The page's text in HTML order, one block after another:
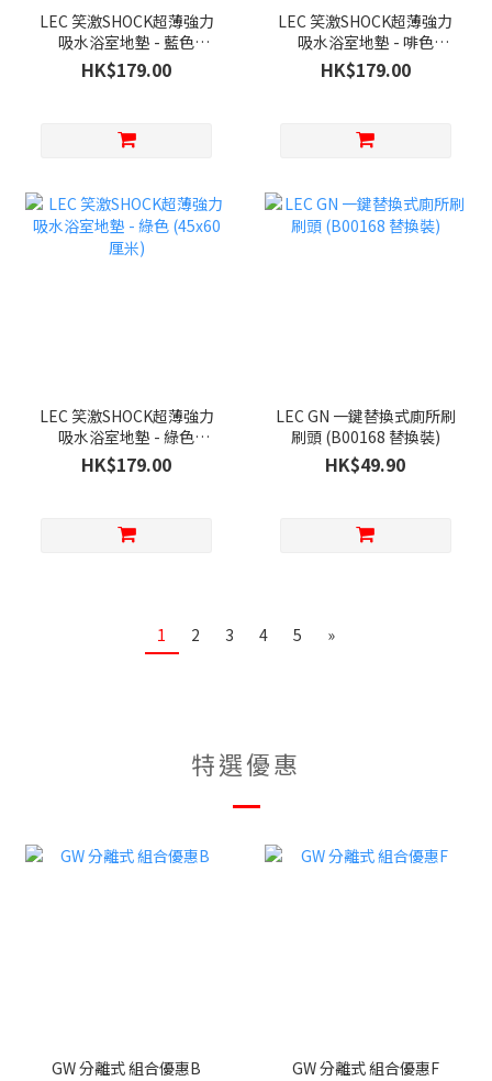
LEC 笑激SHOCK超薄強力
吸水浴室地墊 - 藍色
(45x60厘米)
HK$179.00
LEC 笑激SHOCK超薄強力
吸水浴室地墊 - 啡色
(45x60厘米)
HK$179.00
LEC 笑激SHOCK超薄強力
吸水浴室地墊 - 綠色
(45x60厘米)
HK$179.00
LEC GN 一鍵替換式廁所刷
刷頭 (B00168 替換裝)
HK$49.90
1 2 3 4 5 »
特選優惠
GW 分離式 組合優惠B GW 分離式 組合優惠F